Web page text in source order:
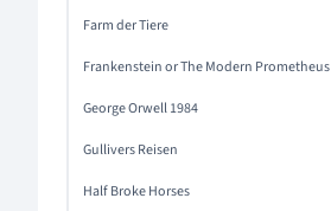
Farm der Tiere
Frankenstein or The Modern Prometheus
George Orwell 1984
Gullivers Reisen
Half Broke Horses